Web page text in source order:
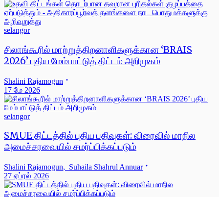
selangor
சிலாங்கூரில் மாற்றுத்திறனாளிகளுக்கான ‘BRAIS
2026’ புதிய மேம்பாட்டுத் திட்டம் அறிமுகம்
Shalini Rajamogun
17 மே 2026
selangor
SMUE திட்டத்தில் புதிய பதிவுகள்: விரைவில் மாநில
அமைச்சரவையில் சமர்ப்பிக்கப்படும்
Shalini Rajamogun, Suhaila Shahrul Annuar
27 ஏப்ரல் 2026